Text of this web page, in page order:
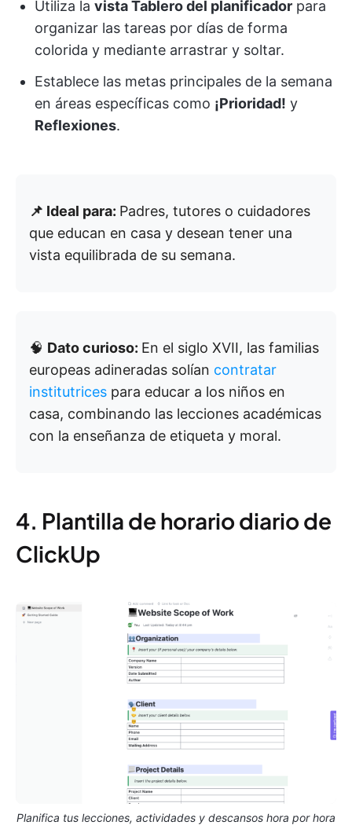
Utiliza la vista Tablero del planificador para
organizar las tareas por días de forma
colorida y mediante arrastrar y soltar.
Establece las metas principales de la semana
en áreas específicas como ¡Prioridad! y
Reflexiones.
📌 Ideal para: Padres, tutores o cuidadores
que educan en casa y desean tener una
vista equilibrada de su semana.
🧠 Dato curioso: En el siglo XVII, las familias
europeas adineradas solían contratar
institutrices para educar a los niños en
casa, combinando las lecciones académicas
con la enseñanza de etiqueta y moral.
4. Plantilla de horario diario de
ClickUp
Planifica tus lecciones, actividades y descansos hora por hora